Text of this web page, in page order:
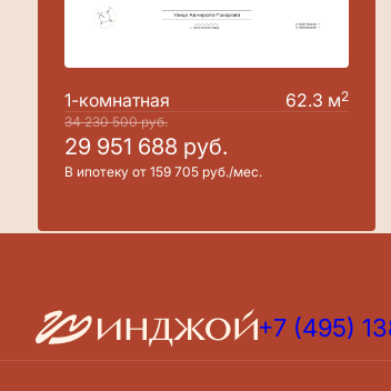
1-комнатная 62.3 м2
34 230 500руб.
29 951 688 руб.
В ипотеку от 159 705 руб./мес.
+7 (495)